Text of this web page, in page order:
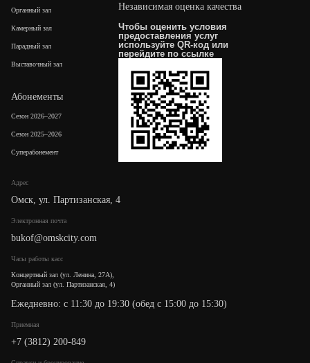
Адрес
Омск, ул. Партизанская, 4
Электронная почта
bukof@omskcity.com
Часы работы касс
Концертный зал (ул. Ленина, 27А),
Органный зал (ул. Партизанская, 4)
Ежедневно: с 11:30 до 19:30 (обед с 15:00 до 15:30)
Приемная
+7 (3812) 200-849
Органный зал
Камерный зал
Парадный зал
Выставочный зал
Абонементы
Сезон 2026–2027
Сезон 2025–2026
Суперабонемент
Независимая оценка качества
Чтобы оценить условия
предоставления услуг
используйте QR-код или
перейдите по ссылке